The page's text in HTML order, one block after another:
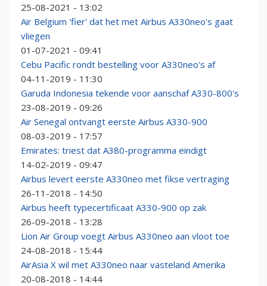
25-08-2021 - 13:02
Air Belgium 'fier' dat het met Airbus A330neo's gaat
vliegen
01-07-2021 - 09:41
Cebu Pacific rondt bestelling voor A330neo's af
04-11-2019 - 11:30
Garuda Indonesia tekende voor aanschaf A330-800's
23-08-2019 - 09:26
Air Senegal ontvangt eerste Airbus A330-900
08-03-2019 - 17:57
Emirates: triest dat A380-programma eindigt
14-02-2019 - 09:47
Airbus levert eerste A330neo met fikse vertraging
26-11-2018 - 14:50
Airbus heeft typecertificaat A330-900 op zak
26-09-2018 - 13:28
Lion Air Group voegt Airbus A330neo aan vloot toe
24-08-2018 - 15:44
AirAsia X wil met A330neo naar vasteland Amerika
20-08-2018 - 14:44